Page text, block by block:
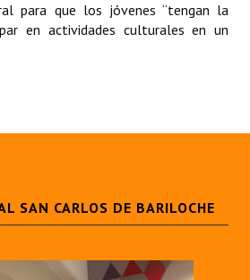
para que los jóvenes “tengan la
en actividades culturales en un
SAN CARLOS DE BARILOCHE